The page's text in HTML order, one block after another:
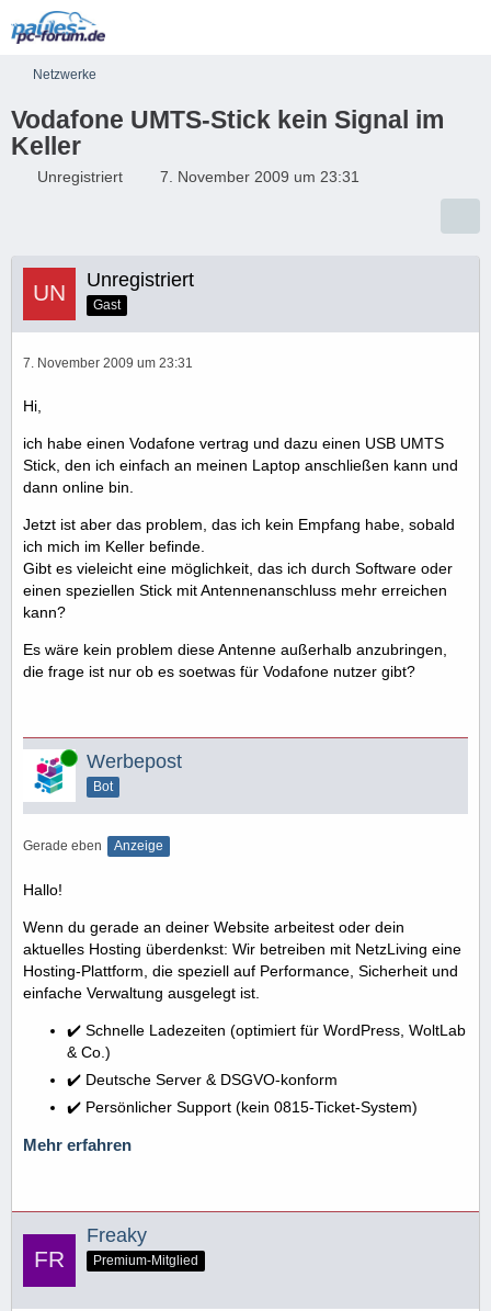
Netzwerke
Vodafone UMTS-Stick kein Signal im
Keller
Unregistriert 7. November 2009 um 23:31
Unregistriert
Gast
7. November 2009 um 23:31
Hi,
ich habe einen Vodafone vertrag und dazu einen USB UMTS
Stick, den ich einfach an meinen Laptop anschließen kann und
dann online bin.
Jetzt ist aber das problem, das ich kein Empfang habe, sobald
ich mich im Keller befinde.
Gibt es vieleicht eine möglichkeit, das ich durch Software oder
einen speziellen Stick mit Antennenanschluss mehr erreichen
kann?
Es wäre kein problem diese Antenne außerhalb anzubringen,
die frage ist nur ob es soetwas für Vodafone nutzer gibt?
Online Werbepost
Bot
Gerade eben Anzeige
Hallo!
Wenn du gerade an deiner Website arbeitest oder dein
aktuelles Hosting überdenkst: Wir betreiben mit NetzLiving eine
Hosting-Plattform, die speziell auf Performance, Sicherheit und
einfache Verwaltung ausgelegt ist.
✔️ Schnelle Ladezeiten (optimiert für WordPress, WoltLab
& Co.)
✔️ Deutsche Server & DSGVO-konform
✔️ Persönlicher Support (kein 0815-Ticket-System)
Mehr erfahren
Freaky
Premium-Mitglied